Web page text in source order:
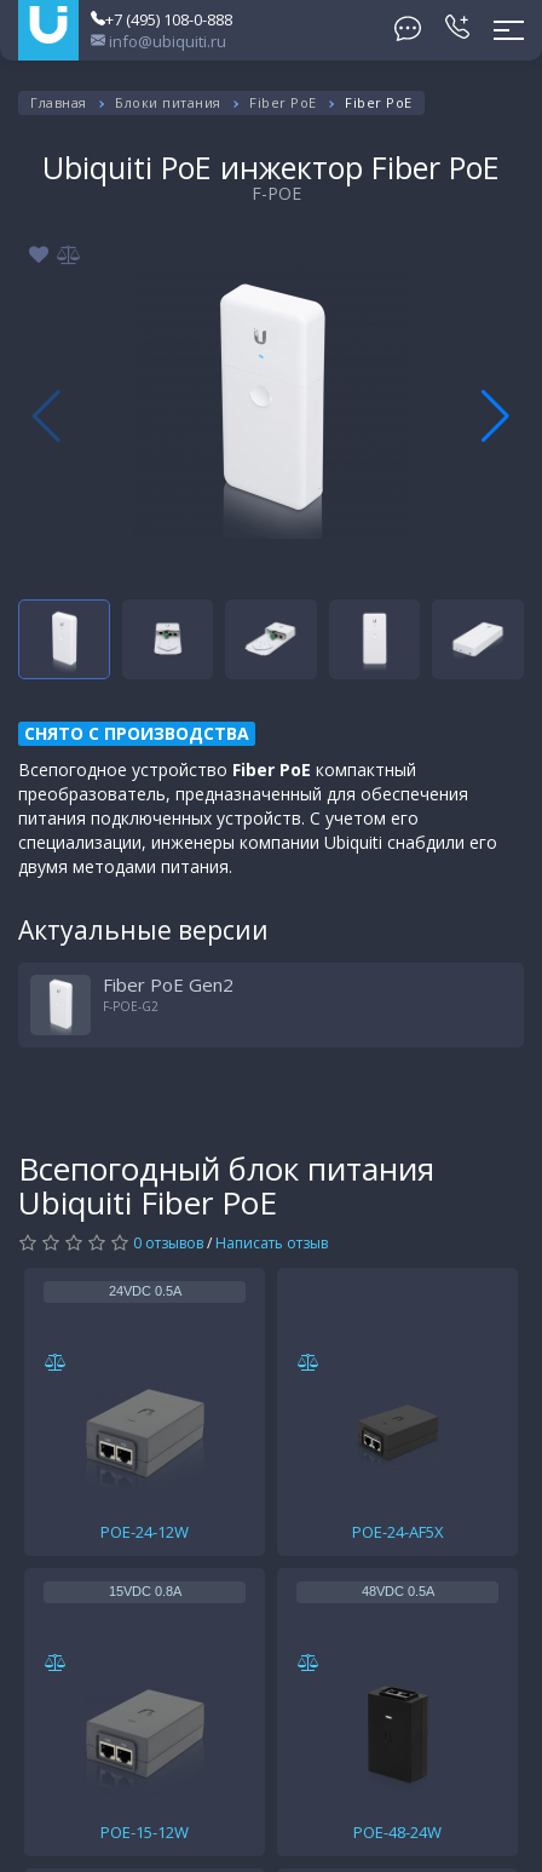
+7 (495) 108-0-888
info@ubiquiti.ru
Главная Блоки питания Fiber PoE Fiber PoE
Ubiquiti PoE инжектор Fiber PoE
F-POE
СНЯТО С ПРОИЗВОДСТВА
Всепогодное устройство Fiber PoE компактный
преобразователь, предназначенный для обеспечения
питания подключенных устройств. С учетом его
специализации, инженеры компании Ubiquiti снабдили его
двумя методами питания.
Актуальные версии
Fiber PoE Gen2
F-POE-G2
Всепогодный блок питания
Ubiquiti Fiber PoE
0 отзывов/ Написать отзыв
24VDC 0.5A
POE-24-12W POE-24-AF5X
15VDC 0.8A
POE-15-12W
48VDC 0.5A
POE-48-24W